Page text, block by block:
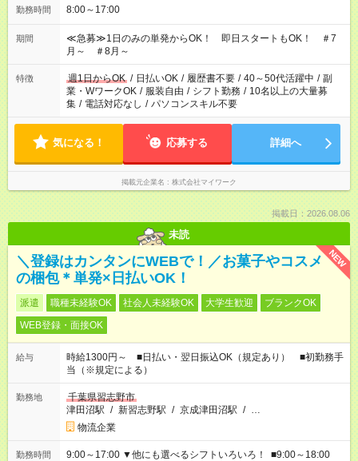
勤務時間 8:00～17:00
期間
≪急募≫1日のみの単発からOK！ 即日スタートもOK！ ＃7
月～ ＃8月～
特徴 週1日からOK / 日払いOK / 履歴書不要 / 40～50代活躍中 / 副
業・WワークOK / 服装自由 / シフト勤務 / 10名以上の大量募
集 / 電話対応なし / パソコンスキル不要
気になる！ 応募する 詳細へ
掲載元企業名 株式会社マイワーク
掲載日：2026.08.06
未読
NEW
＼登録はカンタンにWEBで！／お菓子やコスメ
の梱包＊単発×日払いOK！
派遣 職種未経験OK 社会人未経験OK 大学生歓迎
ブランクOK
WEB登録・面接OK
給与
時給1300円～ ■日払い・翌日振込OK（規定あり） ■初勤務手
当（※規定による）
勤務地
千葉県習志野市
津田沼駅 / 新習志野駅 / 京成津田沼駅 / …
物流企業
勤務時間
9:00～17:00 ▼他にも選べるシフトいろいろ！ ■9:00～18:00